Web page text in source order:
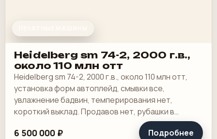
Heidelberg sm 74-2, 2000 г.в.,
около 110 млн отт
Heidelberg sm 74-2, 2000 г.в., около 110 млн отт,
установка форм автоплейд, смывки все,
увлажнение бадвин, темперирования нет,
короткий выклад. Продавов нет, рубашки в
хорошем состоянии, таскалки и цепи в хорошем.
6 500 000 ₽ Подробнее